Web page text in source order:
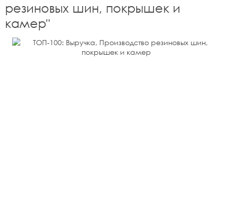
резиновых шин, покрышек и
камер"